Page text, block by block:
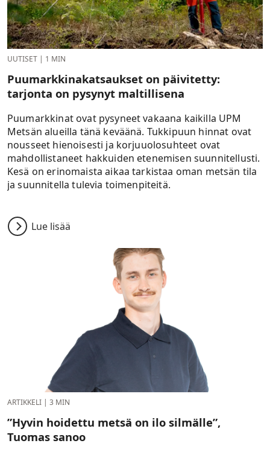
UUTISET | 1 MIN
Puumarkkinakatsaukset on päivitetty:
tarjonta on pysynyt maltillisena
Puumarkkinat ovat pysyneet vakaana kaikilla UPM
Metsän alueilla tänä keväänä. Tukkipuun hinnat ovat
nousseet hienoisesti ja korjuuolosuhteet ovat
mahdollistaneet hakkuiden etenemisen suunnitellusti.
Kesä on erinomaista aikaa tarkistaa oman metsän tila
ja suunnitella tulevia toimenpiteitä.
Lue lisää
ARTIKKELI | 3 MIN
”Hyvin hoidettu metsä on ilo silmälle”,
Tuomas sanoo